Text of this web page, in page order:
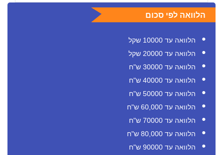
הלוואה לפי סכום
הלוואה עד 10000 שקל
הלוואה עד 20000 שקל
הלוואה עד 30000 ש"ח
הלוואה עד 40000 ש"ח
הלוואה עד 50000 ש"ח
הלוואה עד 60,000 ש"ח
הלוואה עד 70000 ש"ח
הלוואה עד 80,000 ש"ח
הלוואה עד 90000 ש"ח